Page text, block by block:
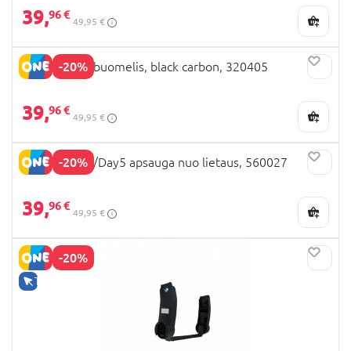
39,96 €
49,95 €
-20%
JOOLZ Aer2 buomelis, black carbon, 320405
39,96 €
49,95 €
-20%
JOOLZ Geo3/Day5 apsauga nuo lietaus, 560027
39,96 €
49,95 €
-20%
TIK INTERNETU